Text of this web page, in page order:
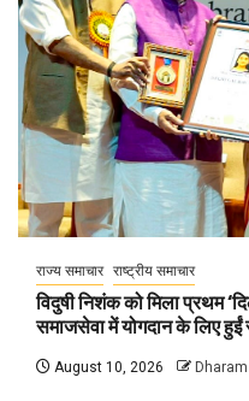
राज्य समाचार राष्ट्रीय समाचार
विदुषी निशंक को मिला प्रथम
समाजसेवा में योगदान के लिए हुईं
August 10, 2026